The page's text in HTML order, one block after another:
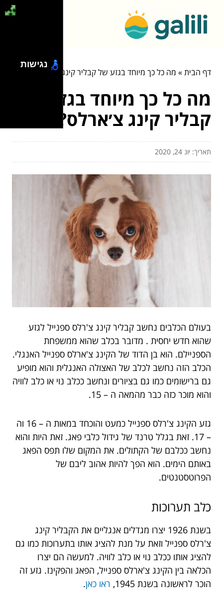
דף הבית» מה כל כך מיוחד בגזע של קבליר קינג צ׳ארלס?
מה כל כך מיוחד בגזע של
קבליר קינג צ׳ארלס?
תאריך: יונ 24, 2020
בעולם הכלבים נחשב קבליר קינג צ'רלס ספנייל לגזע
שהוא חדש יחסית . מדובר בכלב שהוא ממשפחת
הספניילם. הוא בן הדוד של הקינג צ'ארלס ספנייל האנגלי.
הכלב הזה נחשב לכלב של האצולה האנגלית והוא מופיע
גם ברישומים כמו גם בציורים ונחשב ככלב נוי או כלב לוויה
והוא מוכר כזה כבר מהמאה ה – 15.
גזע הקינג צ'רלס ספנייל כמעט והוכחד במאות ה – 16 וה
– 17. זאת בגלל טרנד של גידול כלבי פאג. זאת היות והוא
נחשב ככלבם של הקתולים. את המקום שלו תפס הפאג
באותם הימים. הוא הפך להיות אהוב ליבם של
הפרוטסטנטים.
כלב תערוכות
בשנת 1926 יצרו מגדלים אנגליים את הקבליר קינג
צ'רלס ספנייל וזאת על מנת להציג אותו בתערוכות כמו גם
להציג אותו ככלב נוי או כלב לוויה. למעשה הם יצרו
הכלאה בין הקינג צ'ארלס ספנייל, הפאג והפקינז. גזע זה
הוכר לראשונה בשנת 1945,
ראו כאן.
נגישות